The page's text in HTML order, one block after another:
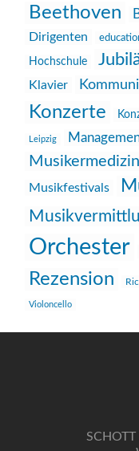
Beethoven
Dirigenten
Hochschule
Klavier
Konzerte
Leipzig
Musikermedizin
Musikfestivals
Orchester
Rezension
Violoncello